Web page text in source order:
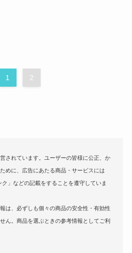
1 2
されています。ユーザーの皆様に公正、か
めに、広告にあたる商品・サービスには
ク」などの記載をすることを遵守していま
は、必ずしも個々の商品の安全性・有効性
ん。商品を選ぶときの参考情報としてご利